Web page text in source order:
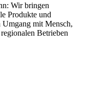
Wir bringen
Produkte und
mit Mensch,
Betrieben